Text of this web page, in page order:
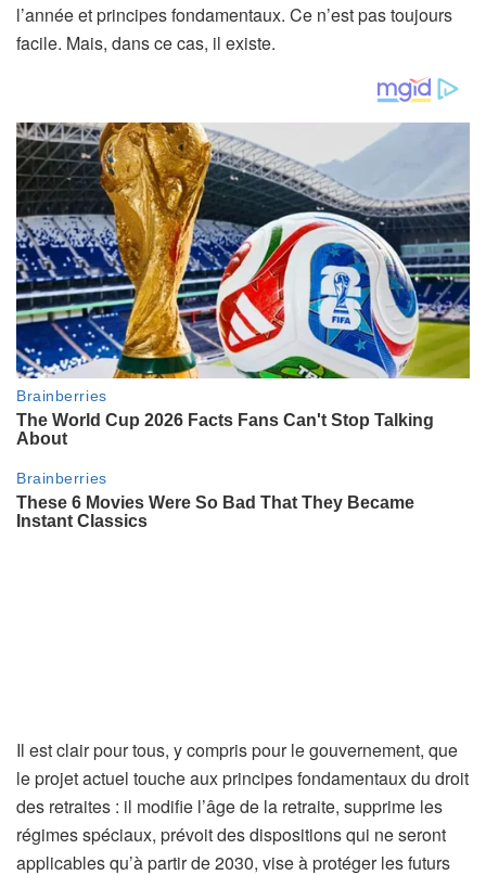
l’année et principes fondamentaux. Ce n’est pas toujours
facile. Mais, dans ce cas, il existe.
Il est clair pour tous, y compris pour le gouvernement, que
le projet actuel touche aux principes fondamentaux du droit
des retraites : il modifie l’âge de la retraite, supprime les
régimes spéciaux, prévoit des dispositions qui ne seront
applicables qu’à partir de 2030, vise à protéger les futurs